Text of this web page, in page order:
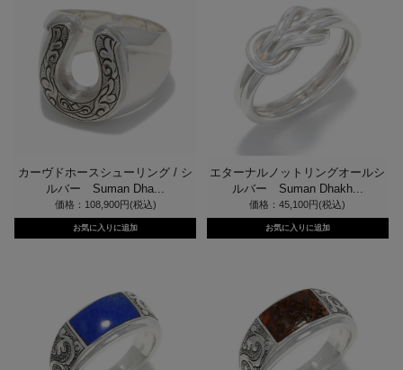
カーヴドホースシューリング / シ
ルバー Suman Dha...
価格：108,900円(税込)
エターナルノットリングオールシ
ルバー Suman Dhakh...
価格：45,100円(税込)